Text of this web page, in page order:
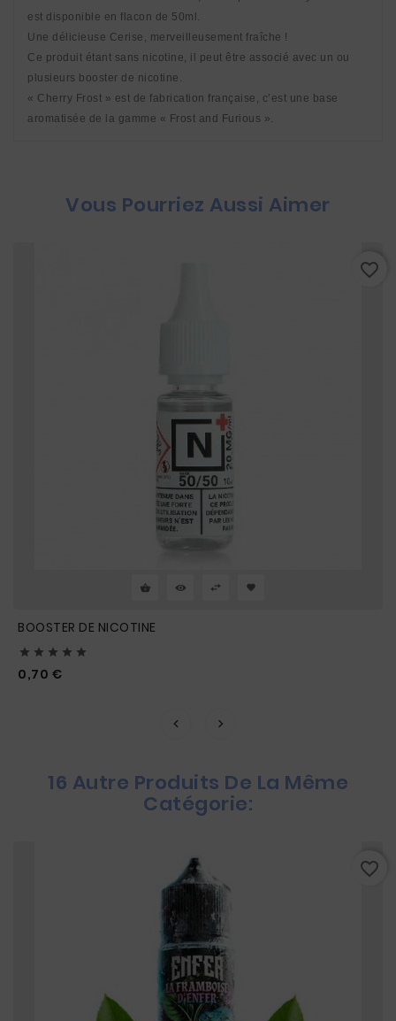
est disponible en flacon de 50ml.
Une délicieuse Cerise, merveilleusement fraîche !
Ce produit étant sans nicotine, il peut être associé avec un ou
plusieurs booster de nicotine.
« Cherry Frost » est de fabrication française, c’est une base
aromatisée de la gamme « Frost and Furious ».
Vous Pourriez Aussi Aimer
BOOSTER DE NICOTINE
    
0,70 €
favorite_border
16 Autre Produits De La Même
Catégorie:
favorite_border